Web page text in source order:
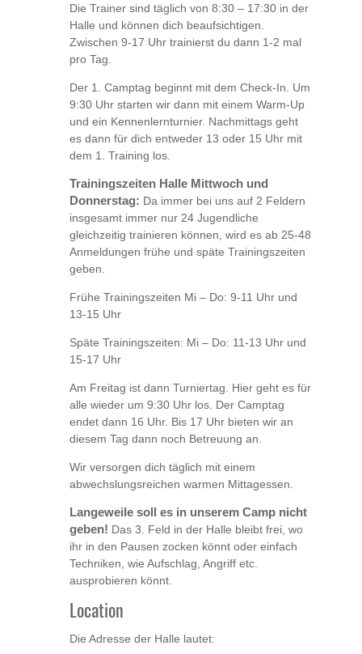
Die Trainer sind täglich von 8:30 – 17:30 in der
Halle und können dich beaufsichtigen.
Zwischen 9-17 Uhr trainierst du dann 1-2 mal
pro Tag.
Der 1. Camptag beginnt mit dem Check-In. Um
9:30 Uhr starten wir dann mit einem Warm-Up
und ein Kennenlernturnier. Nachmittags geht
es dann für dich entweder 13 oder 15 Uhr mit
dem 1. Training los.
Trainingszeiten Halle Mittwoch und
Donnerstag: Da immer bei uns auf 2 Feldern
insgesamt immer nur 24 Jugendliche
gleichzeitig trainieren können, wird es ab 25-48
Anmeldungen frühe und späte Trainingszeiten
geben.
Frühe Trainingszeiten Mi – Do: 9-11 Uhr und
13-15 Uhr
Späte Trainingszeiten: Mi – Do: 11-13 Uhr und
15-17 Uhr
Am Freitag ist dann Turniertag. Hier geht es für
alle wieder um 9:30 Uhr los. Der Camptag
endet dann 16 Uhr. Bis 17 Uhr bieten wir an
diesem Tag dann noch Betreuung an.
Wir versorgen dich täglich mit einem
abwechslungsreichen warmen Mittagessen.
Langeweile soll es in unserem Camp nicht
geben! Das 3. Feld in der Halle bleibt frei, wo
ihr in den Pausen zocken könnt oder einfach
Techniken, wie Aufschlag, Angriff etc.
ausprobieren könnt.
Location
Die Adresse der Halle lautet: